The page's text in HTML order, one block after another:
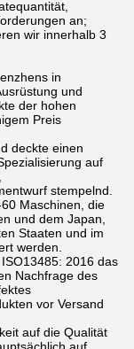
an;
wir innerhalb 3
in
und
der hohen
Preis
deckte einen
auf
stempelnd.
Maschinen, die
und dem Japan,
Staaten und im
werden.
2016 das
Nachfrage des
vor Versand
auf die Qualität